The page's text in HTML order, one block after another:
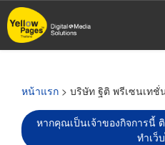
ข้าม
ไป
หน้าแรก > บริษัท ฐิติ พรีเซนเทชั่
หากคุณเป็นเจ้าของกิจการนี้
ทำเว็